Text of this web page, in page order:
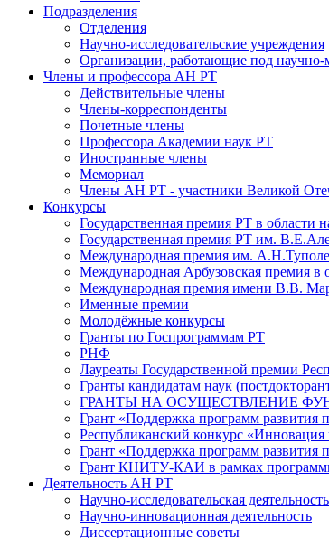
Подразделения
Отделения
Научно-исследовательские учреждения
Организации, работающие под научно-
Члены и профессора АН РТ
Действительные члены
Члены-корреспонденты
Почетные члены
Профессора Академии наук РТ
Иностранные члены
Мемориал
Члены АН РТ - участники Великой
Конкурсы
Государственная премия РТ в области
Государственная премия РТ им.
Международная премия им.
Международная Арбузовская премия в
Международная премия имени В.В.
Именные премии
Молодёжные конкурсы
Гранты по Госпрограммам РТ
РНФ
Лауреаты Государственной премии
Гранты кандидатам наук
ГРАНТЫ НА ОСУЩЕСТВЛЕНИЕ
Грант «Поддержка программ
Республиканский конкурс «Инновация
Грант «Поддержка программ развития
Грант КНИТУ-КАИ в рамках
Деятельность АН РТ
Научно-исследовательская деятельность
Научно-инновационная деятельность
Диссертационные советы